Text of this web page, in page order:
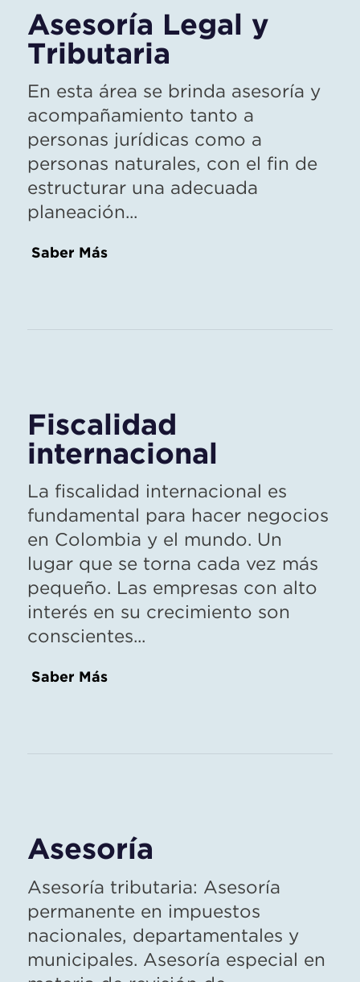
Asesoría Legal y
Tributaria
En esta área se brinda asesoría y
acompañamiento tanto a
personas jurídicas como a
personas naturales, con el fin de
estructurar una adecuada
planeación...
Saber Más
Fiscalidad
internacional
La fiscalidad internacional es
fundamental para hacer negocios
en Colombia y el mundo. Un
lugar que se torna cada vez más
pequeño. Las empresas con alto
interés en su crecimiento son
conscientes...
Saber Más
Asesoría
Asesoría tributaria: Asesoría
permanente en impuestos
nacionales, departamentales y
municipales. Asesoría especial en